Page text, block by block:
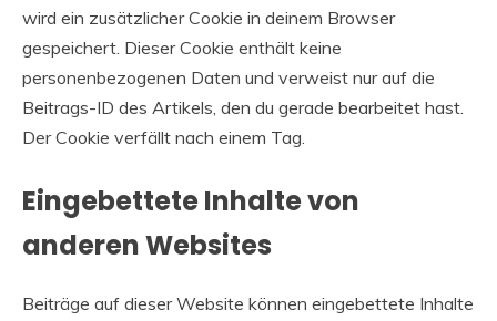
wird ein zusätzlicher Cookie in deinem Browser
gespeichert. Dieser Cookie enthält keine
personenbezogenen Daten und verweist nur auf die
Beitrags-ID des Artikels, den du gerade bearbeitet hast.
Der Cookie verfällt nach einem Tag.
Eingebettete Inhalte von
anderen Websites
Beiträge auf dieser Website können eingebettete Inhalte